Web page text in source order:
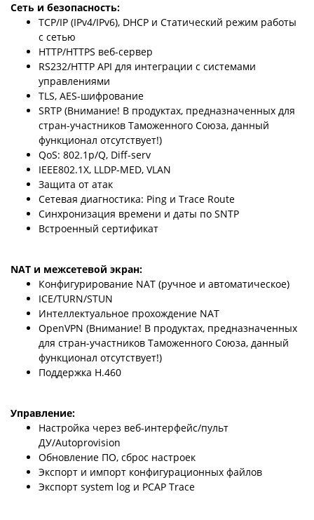
Сеть и безопасность:
TCP/IP (IPv4/IPv6), DHCP и Статический режим работы
с сетью
HTTP/HTTPS веб-сервер
RS232/HTTP API для интеграции с системами
управлениями
TLS, AES-шифрование
SRTP (Внимание! В продуктах, предназначенных для
стран-участников Таможенного Союза, данный
функционал отсутствует!)
QoS: 802.1p/Q, Diff-serv
IEEE802.1X, LLDP-MED, VLAN
Защита от атак
Сетевая диагностика: Ping и Trace Route
Синхронизация времени и даты по SNTP
Встроенный сертификат
NAT и межсетевой экран:
Конфигурирование NAT (ручное и автоматическое)
ICE/TURN/STUN
Интеллектуальное прохождение NAT
OpenVPN (Внимание! В продуктах, предназначенных
для стран-участников Таможенного Союза, данный
функционал отсутствует!)
Поддержка H.460
Управление:
Настройка через веб-интерфейс/пульт
ДУ/Autoprovision
Обновление ПО, сброс настроек
Экспорт и импорт конфигурационных файлов
Экспорт system log и PCAP Trace